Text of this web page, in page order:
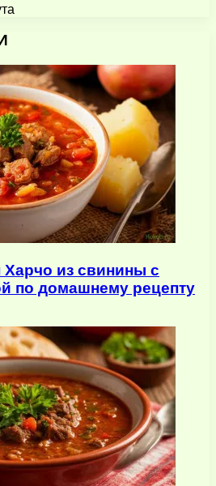
Харчо из свинины с
по домашнему рецепту